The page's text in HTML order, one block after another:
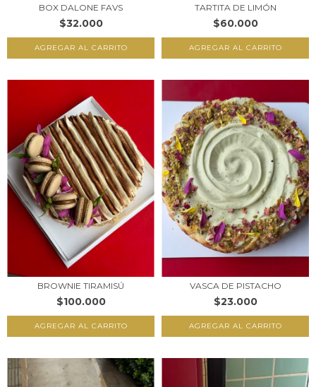
BOX DALONE FAVS
$32.000
TARTITA DE LIMÓN
$60.000
BROWNIE TIRAMISÚ
$100.000
AGREGAR AL CARRITO
VASCA DE PISTACHO
$23.000
AGREGAR AL CARRITO